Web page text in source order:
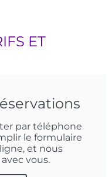
ET
par téléphone
le formulaire
et nous
vous.